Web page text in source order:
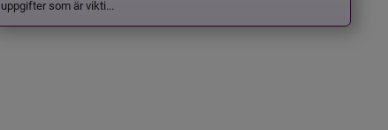
uppgifter som är vikti...